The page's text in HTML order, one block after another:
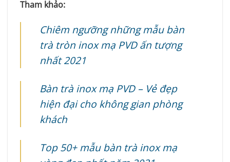
Tham khảo:
Chiêm ngưỡng những mẫu bàn
trà tròn inox mạ PVD ấn tượng
nhất 2021
Bàn trà inox mạ PVD – Vẻ đẹp
hiện đại cho không gian phòng
khách
Top 50+ mẫu bàn trà inox mạ